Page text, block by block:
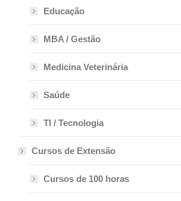
Educação
MBA / Gestão
Medicina Veterinária
Saúde
TI / Tecnologia
Cursos de Extensão
Cursos de 100 horas